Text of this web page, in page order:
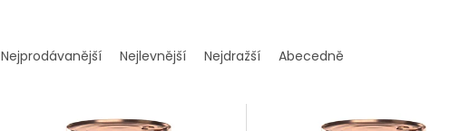
Nejprodávanější Nejlevnější Nejdražší Abecedně